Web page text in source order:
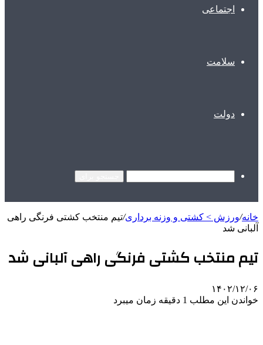
اجتماعی
سلامت
دولت
خانه/ورزش > کشتی و وزنه برداری/تیم منتخب کشتی فرنگی راهی
آلبانی شد
تیم منتخب کشتی فرنگی راهی آلبانی شد
۱۴۰۲/۱۲/۰۶
خواندن این مطلب 1 دقیقه زمان میبرد